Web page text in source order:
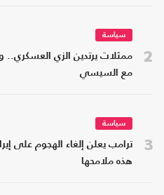
2
سياسة
ممثلات يرتدين الزي
مع السيسي
3
سياسة
ترامب يعلن إلغاء الهجوم على
هذه ملامحها